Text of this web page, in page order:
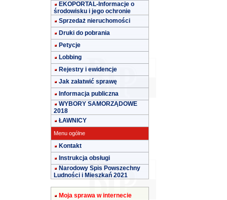
EKOPORTAL-Informacje o
środowisku i jego ochronie
Sprzedaż nieruchomości
Druki do pobrania
Petycje
Lobbing
Rejestry i ewidencje
Jak załatwić sprawę
Informacja publiczna
WYBORY SAMORZĄDOWE
2018
ŁAWNICY
Menu ogólne
Kontakt
Instrukcja obsługi
Narodowy Spis Powszechny
Ludności i Mieszkań 2021
Moja sprawa w internecie